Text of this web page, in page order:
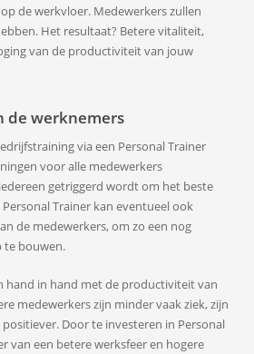
de werkvloer. Medewerkers zullen
Het resultaat? Betere vitaliteit,
van de productiviteit van jouw
de werknemers
via een Personal Trainer
voor alle medewerkers
getriggerd wordt om het beste
Trainer kan eventueel ook
de medewerkers, om zo een nog
te bouwen.
hand in hand met de productiviteit van
medewerkers zijn minder vaak ziek, zijn
Door te investeren in Personal
van een betere werksfeer en hogere